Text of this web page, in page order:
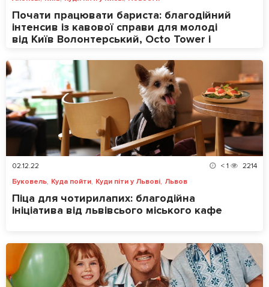
Почати працювати бариста: благодійний
інтенсив із кавової справи для молоді
від Київ Волонтерський, Octo Tower і
02.12.22 < 1
2214
Буковель, Куда пойти, Куди піти у Львові, Львов
Піца для чотирилапих: благодійна
ініціатива від львівсього міського кафе